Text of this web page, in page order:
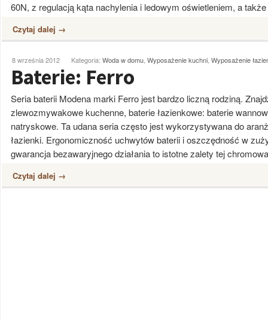
60N, z regulacją kąta nachylenia i ledowym oświetleniem, a
Czytaj dalej →
8 września 2012 Kategoria: Woda w domu Wyposażenie kuchni Wyposażenie
Baterie: Ferro
Seria baterii Modena marki Ferro jest bardzo liczną rodziną.
zlewozmywakowe kuchenne, baterie łazienkowe: baterie
natryskowe. Ta udana seria często jest wykorzystywana do
łazienki. Ergonomiczność uchwytów baterii i oszczędność w
gwarancja bezawaryjnego działania to istotne zalety tej
Czytaj dalej →